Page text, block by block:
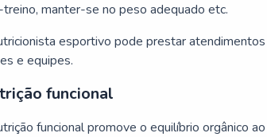
manter-se no peso adequado etc.
esportivo pode prestar
e equipes.
funcional
funcional promove o equilíbrio orgânico